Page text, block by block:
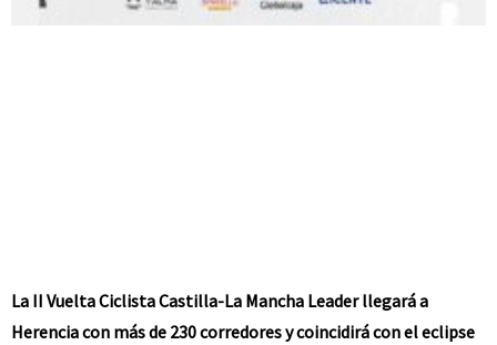
La II Vuelta Ciclista Castilla-La Mancha Leader llegará a
Herencia con más de 230 corredores y coincidirá con el eclipse